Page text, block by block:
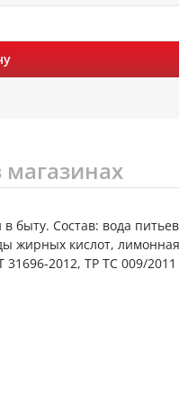
Состав: вода
жирных кислот,
2012, ТР ТС 009/